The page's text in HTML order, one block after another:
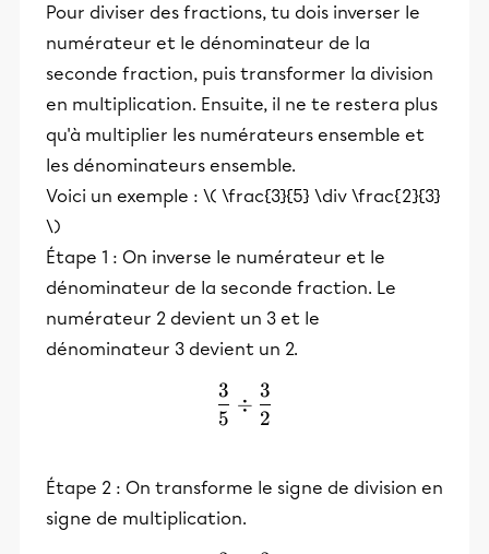
éducative.
Pour diviser des fractions, tu dois inverser le
numérateur et le dénominateur de la
seconde fraction, puis transformer la division
en multiplication. Ensuite, il ne te restera plus
qu'à multiplier les numérateurs ensemble et
les dénominateurs ensemble.
Voici un exemple : \( \frac{3}{5} \div \frac{2}{3}
\)
Étape 1 : On inverse le numérateur et le
dénominateur de la seconde fraction. Le
numérateur 2 devient un 3 et le
dénominateur 3 devient un 2.
\frac{3}{5} \div
5
3
÷
2
3
Étape 2 : On transforme le signe de division en
signe de multiplication.